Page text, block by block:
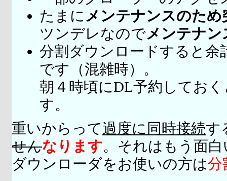
たまに メンテナンスのため
ツンデレなのでメンテナ
分割ダウンロードすると余
です（混雑時）。
朝４時頃にDL予約してお
す。
重いからって過度に同時接続す
せんなります。それはもう面
ダウンローダをお使いの方は分